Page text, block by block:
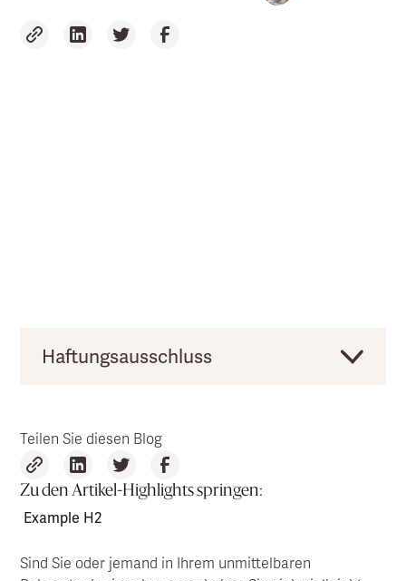
Haftungsausschluss
Thema der Schwangerschaft und Infrarotsauna.
Der Artikel dient der Aufklärung und die unten
bereitgestellten Informationen können nicht als
Versprechen genommen werden, bei akuten
Wohlbefindensbeschwerden oder
bei Wohlbefindenlichen Fragen einen Arzt
Teilen Sie diesen Blog
Zu den Artikel-Highlights springen:
Example H2
Sind Sie oder jemand in Ihrem unmittelbaren